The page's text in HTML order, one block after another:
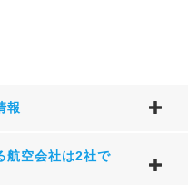
報
航空会社は2社で